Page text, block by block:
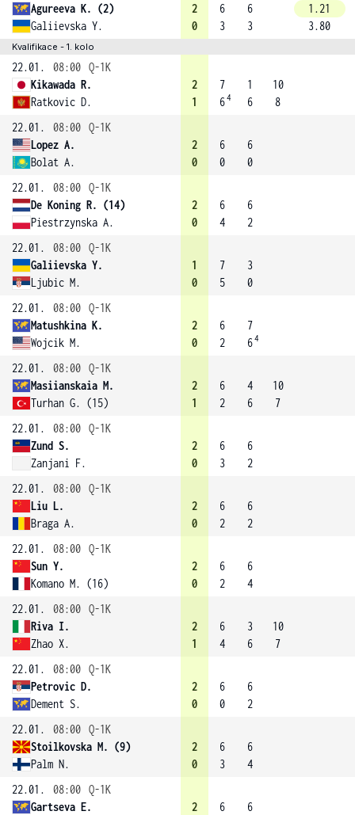
Agureeva K. (2)
Galiievska Y.
2
0
6
3
6
3
1.21
3.80
Kvalifikace - 1. kolo
22.01. 08:00 Q-1K
Kikawada R.
Ratkovic D.
2
1
7
64
1
6
10
8
22.01.
08:00 Q-1K
Lopez A.
Bolat A.
2
0
6
0
6
0
22.01.
08:00 Q-1K
De Koning R. (14)
Piestrzynska A.
2
0
6
4
6
2
22.01.
08:00 Q-1K
Galiievska Y.
Ljubic M.
1
0
7
5
3
0
22.01.
08:00 Q-1K
Matushkina K.
Wojcik M.
2
0
6
2
7
64
22.01. 08:00 Q-1K
Masiianskaia M.
Turhan G. (15)
2
1
6
2
4
6
10
7
22.01.
08:00 Q-1K
Zund S.
Zanjani F.
2
0
6
3
6
2
22.01.
08:00 Q-1K
Liu L.
Braga A.
2
0
6
2
6
2
22.01.
08:00 Q-1K
Sun Y.
Komano M. (16)
2
0
6
2
6
4
22.01.
08:00 Q-1K
Riva I.
Zhao X.
2
1
6
4
3
6
10
7
22.01.
08:00 Q-1K
Petrovic D.
Dement S.
2
0
6
0
6
2
22.01.
08:00 Q-1K
Stoilkovska M. (9)
Palm N.
2
0
6
3
6
4
22.01.
08:00 Q-1K
Gartseva E.
2
6
6